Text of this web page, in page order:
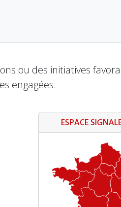
ou des initiatives
engagées.
ESPACE